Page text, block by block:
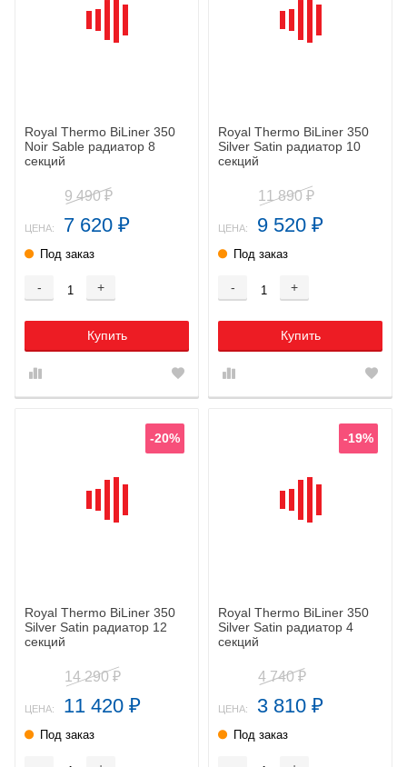
Royal Thermo BiLiner 350
Noir Sable радиатор 8
секций
9 490₽
ЦЕНА: 7 620 ₽
Под заказ
- +
Купить
Royal Thermo BiLiner 350
Silver Satin радиатор 10
секций
11 890 ₽
ЦЕНА: 9 520 ₽
Под заказ
- +
Купить
-20%
Royal Thermo BiLiner 350
Silver Satin радиатор 12
секций
14 290 ₽
ЦЕНА: 11 420 ₽
Под заказ
-19%
Royal Thermo BiLiner 350
Silver Satin радиатор 4
секций
4 740₽
ЦЕНА: 3 810 ₽
Под заказ